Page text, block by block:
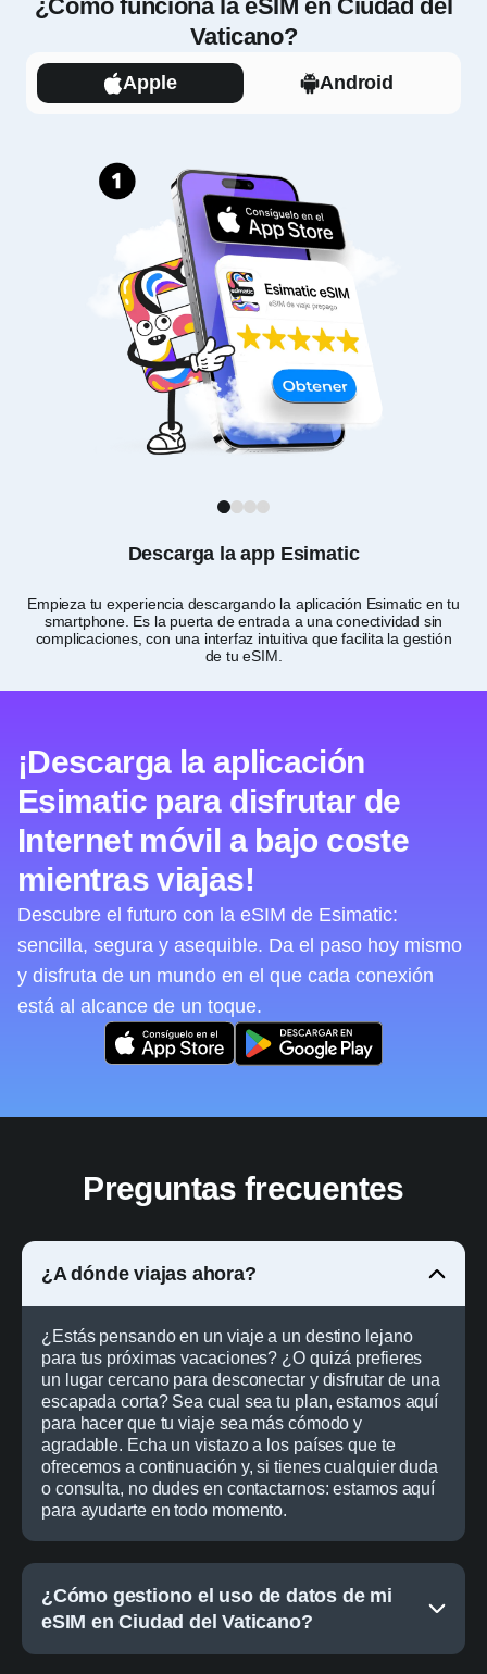
¿Cómo funciona la eSIM en Ciudad del
Vaticano?
Apple Android
Descarga la app Esimatic
Empieza tu experiencia descargando la aplicación Esimatic en tu
smartphone. Es la puerta de entrada a una conectividad sin
complicaciones, con una interfaz intuitiva que facilita la gestión
de tu eSIM.
1
¡Descarga la aplicación
Esimatic para disfrutar de
Internet móvil a bajo coste
mientras viajas!
Descubre el futuro con la eSIM de Esimatic:
sencilla, segura y asequible. Da el paso hoy mismo
y disfruta de un mundo en el que cada conexión
está al alcance de un toque.
Preguntas frecuentes
¿A dónde viajas ahora?
¿Estás pensando en un viaje a un destino lejano
para tus próximas vacaciones? ¿O quizá prefieres
un lugar cercano para desconectar y disfrutar de una
escapada corta? Sea cual sea tu plan, estamos aquí
para hacer que tu viaje sea más cómodo y
agradable. Echa un vistazo a los países que te
ofrecemos a continuación y, si tienes cualquier duda
o consulta, no dudes en contactarnos: estamos aquí
para ayudarte en todo momento.
¿Cómo gestiono el uso de datos de mi
eSIM en Ciudad del Vaticano?